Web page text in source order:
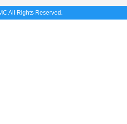
All Rights Reserved.